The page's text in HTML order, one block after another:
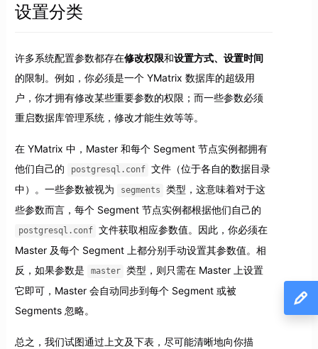
设置分类
许多系统配置参数都存在修改权限和设置方式、设置时间
的限制。例如，你必须是一个 YMatrix 数据库的超级用
户，你才拥有修改某些重要参数的权限；而一些参数必须
重启数据库管理系统，修改才能生效等等。
在 YMatrix 中，Master 和每个 Segment 节点实例都拥有
他们自己的
postgresql.conf
文件（位于各自的数据目录
中）。一些参数被视为
segments
类型，这意味着对于这
些参数而言，每个 Segment 节点实例都根据他们自己的
postgresql.conf
文件获取相应参数值。因此，你必须在
Master 及每个 Segment 上都分别手动设置其参数值。相
反，如果参数是
master
类型，则只需在 Master 上设置
它即可，Master 会自动同步到每个 Segment 或被
Segments 忽略。
总之，我们试图通过上文及下表，尽可能清晰地向你描